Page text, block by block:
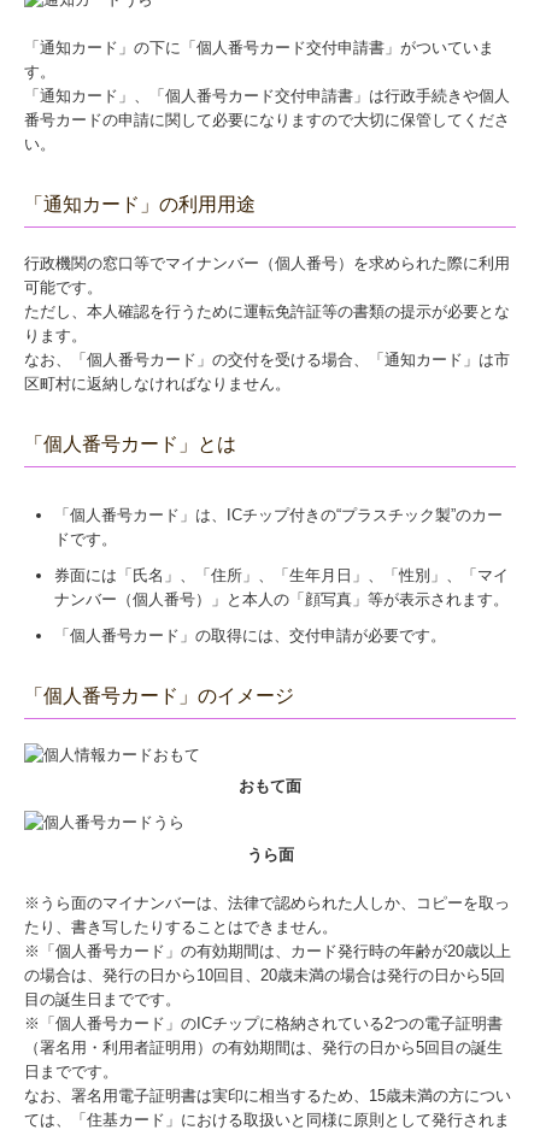
「通知カード」の下に「個人番号カード交付申請書」がついていま
す。
「通知カード」、「個人番号カード交付申請書」は行政手続きや個人
番号カードの申請に関して必要になりますので大切に保管してくださ
い。
「通知カード」の利用用途
行政機関の窓口等でマイナンバー（個人番号）を求められた際に利用
可能です。
ただし、本人確認を行うために運転免許証等の書類の提示が必要とな
ります。
なお、「個人番号カード」の交付を受ける場合、「通知カード」は市
区町村に返納しなければなりません。
「個人番号カード」とは
「個人番号カード」は、ICチップ付きの“プラスチック製”のカー
ドです。
券面には「氏名」、「住所」、「生年月日」、「性別」、「マイ
ナンバー（個人番号）」と本人の「顔写真」等が表示されます。
「個人番号カード」の取得には、交付申請が必要です。
「個人番号カード」のイメージ
おもて面
うら面
※うら面のマイナンバーは、法律で認められた人しか、コピーを取っ
たり、書き写したりすることはできません。
※「個人番号カード」の有効期間は、カード発行時の年齢が20歳以上
の場合は、発行の日から10回目、20歳未満の場合は発行の日から5回
目の誕生日までです。
※「個人番号カード」のICチップに格納されている2つの電子証明書
（署名用・利用者証明用）の有効期間は、発行の日から5回目の誕生
日までです。
なお、署名用電子証明書は実印に相当するため、15歳未満の方につい
ては、「住基カード」における取扱いと同様に原則として発行されま